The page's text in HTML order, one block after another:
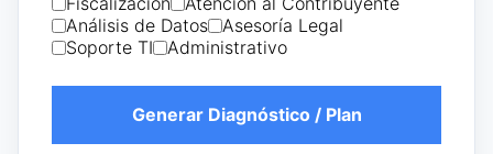
Análisis de Datos
Asesoría Legal
Soporte TI
Administrativo
Generar Diagnóstico / Plan